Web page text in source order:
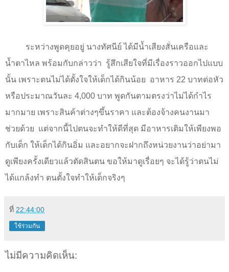
ระหว่างพูดคุยอยู่ นางทัศนีย์ ได้มีน้ำเสียงสั่นเครือและ
น้ำตาไหล พร้อมกับกล่าวว่า รู้สึกเสียใจที่มีเรื่องราวออกไปแบบ
นั้น เพราะตนไม่ได้ตั้งใจให้เด็กได้กินน้อย อาหาร 22 บาทต่อหัว
หรือประมาณวันละ 4,000 บาท พูดกันตามตรงว่าไม่ได้กำไร
มากมาย เพราะสินค้าต่างๆขึ้นราคา และต้องจ้างคนงานมา
ช่วยด้วย แต่จากนี้ไปตนจะทำให้ดีที่สุด มีอาหารเติมให้เพียงพอ
กับเด็ก ให้เด็กได้กินอิ่ม และอยากจะฝากถึงหน่วยงานว่าอย่ามา
ดูเพียงครั้งเดียวแล้วตัดสินตน ขอให้มาดูเรื่อยๆ จะได้รู้ว่าตนไม่
ได้แกล้งทำ ตนตั้งใจทำให้เด็กจริงๆ
ที่ 22:44:00
ใช้ร่วมกัน
ไม่มีความคิดเห็น: